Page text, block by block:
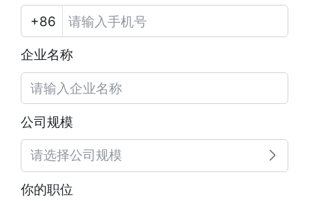
企业名称
公司规模
请选择公司规模
你的职位